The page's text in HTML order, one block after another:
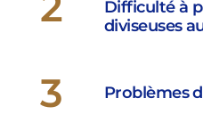
Difficulté à
diviseuses
3 Problèmes